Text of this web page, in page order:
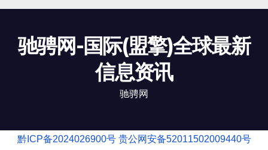
驰骋网-国际(盟擎)全球最新
信息资讯
驰骋网
黔ICP备2024026900号 贵公网安备52011502009440号